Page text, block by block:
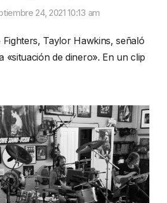
24, 2021 10:13 am
Fighters, Taylor Hawkins, señaló
«situación de dinero». En un clip